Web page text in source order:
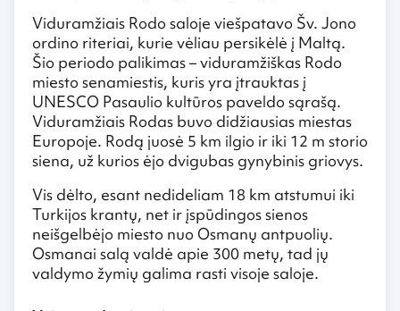
Viduramžiais Rodo saloje viešpatavo Šv. Jono
ordino riteriai, kurie vėliau persikėlė į Maltą.
Šio periodo palikimas – viduramžiškas Rodo
miesto senamiestis, kuris yra įtrauktas į
UNESCO Pasaulio kultūros paveldo sąrašą.
Viduramžiais Rodas buvo didžiausias miestas
Europoje. Rodą juosė 5 km ilgio ir iki 12 m storio
siena, už kurios ėjo dvigubas gynybinis griovys.
Vis dėlto, esant nedideliam 18 km atstumui iki
Turkijos krantų, net ir įspūdingos sienos
neišgelbėjo miesto nuo Osmanų antpuolių.
Osmanai salą valdė apie 300 metų, tad jų
valdymo žymių galima rasti visoje saloje.